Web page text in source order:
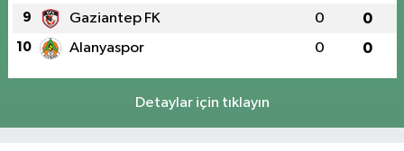
9 Gaziantep FK 0 0
10 Alanyaspor 0 0
Detaylar için tıklayın